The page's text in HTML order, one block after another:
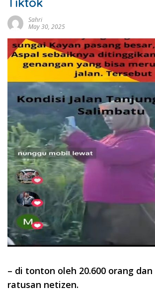
Sahri
May 30, 2025
– di tonton oleh 20.600 orang
ratusan netizen.